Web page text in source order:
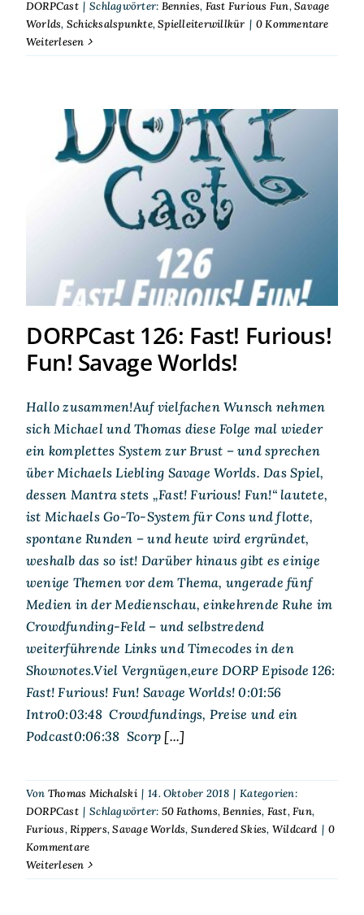
DORPCast | Schlagwörter: Bennies, Fast Furious Fun,Savage
Worlds, Schicksalspunkte,Spielleiterwillkür | 0 Kommentare
Weiterlesen
DORPCast 126: Fast! Furious!
Fun! Savage Worlds!
DORPCast 126: Fast! Furious!
Fun! Savage Worlds!
Hallo zusammen!Auf vielfachen Wunsch nehmen
sich Michael und Thomas diese Folge mal wieder
ein komplettes System zur Brust – und sprechen
über Michaels Liebling Savage Worlds. Das Spiel,
dessen Mantra stets „Fast! Furious! Fun!“ lautete,
ist Michaels Go-To-System für Cons und flotte,
spontane Runden – und heute wird ergründet,
weshalb das so ist! Darüber hinaus gibt es einige
wenige Themen vor dem Thema, ungerade fünf
Medien in der Medienschau, einkehrende Ruhe im
Crowdfunding-Feld – und selbstredend
weiterführende Links und Timecodes in den
Shownotes.Viel Vergnügen,eure DORP Episode 126:
Fast! Furious! Fun! Savage Worlds! 0:01:56
Intro0:03:48 Crowdfundings, Preise und ein
Podcast0:06:38 Scorp [...]
Von Thomas Michalski | 14. Oktober 2018 | Kategorien:
DORPCast | Schlagwörter: 50 Fathoms,Bennies, Fast,Fun,
Furious,Rippers,Savage Worlds, Sundered Skies, Wildcard | 0
Kommentare
Weiterlesen